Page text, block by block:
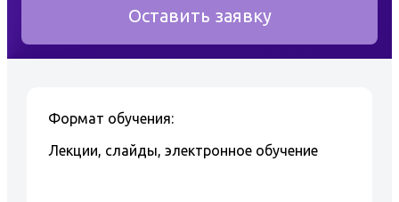
Классификация лифтов по
управления, грузоподъемности.
Канаты и их назначение. Двери
приборы безопасности.
Оставить заявку
Формат обучения:
Лекции, слайды, электронное обучение